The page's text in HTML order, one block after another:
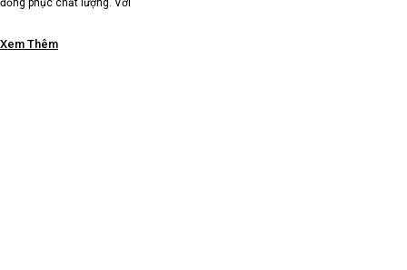
đồng phục chất lượng. Với
Xem Thêm